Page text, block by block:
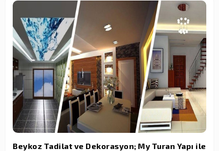
Beykoz Tadilat ve Dekorasyon; My Turan Yapı ile